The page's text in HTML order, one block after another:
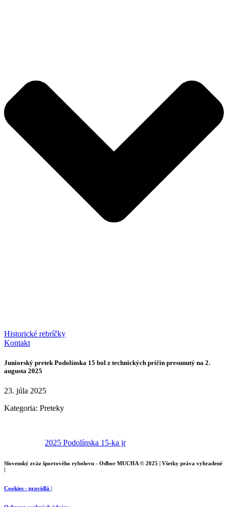
Historické rebríčky
Kontakt
Juniorský pretek Podolínska 15 bol z technických príčin presunutý na 2.
augusta 2025
23. júla 2025
Kategoria: Preteky
2025 Podolínska 15-ka jr
Slovenský zväz športového rybolovu - Odbor MUCHA © 2025 | Všetky práva vyhradené
Cookies - pravidlá |